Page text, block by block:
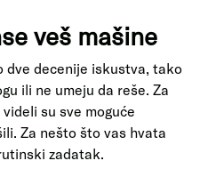
veš mašine
dve decenije iskustva, tako
ili ne umeju da reše. Za
su sve moguće
Za nešto što vas hvata
zadatak.